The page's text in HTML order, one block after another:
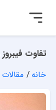
تفاوت
خانه